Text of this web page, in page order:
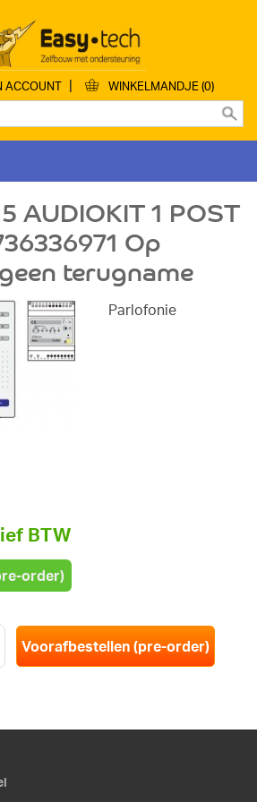
ACCOUNT | WINKELMANDJE (0)
AUDIOKIT 1 POST
Op
terugname
Parlofonie
BTW
order)